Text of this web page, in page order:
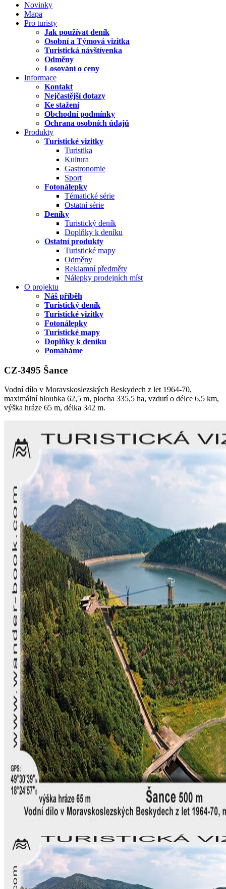
Novinky
Mapa
Pro turisty
Jak používat deník
Osobní a Týmová vizitka
Turistická návštívenka
Odměny
Losování o ceny
Informace
Kontakt
Nejčastější dotazy
Ke stažení
Obchodní podmínky
Ochrana osobních údajů
Produkty
Turistické vizitky
Turistika
Kultura
Gastronomie
Sport
Fotonálepky
Tématické série
Ostatní série
Deníky
Turistický deník
Doplňky k deníku
Ostatní produkty
Turistické mapy
Odměny
Reklamní předměty
Nálepky prodejních míst
O projektu
Náš příběh
Turistický deník
Turistické vizitky
Fotonálepky
Turistické mapy
Doplňky k deníku
Pomáháme
CZ-3495 Šance
Vodní dílo v Moravskoslezských Beskydech z let 1964-70,
maximální hloubka 62,5 m, plocha 335,5 ha, vzdutí o délce 6,5 km,
výška hráze 65 m, délka 342 m.